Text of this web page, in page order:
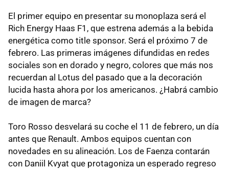
El primer equipo en presentar su monoplaza será el
Rich Energy Haas F1, que estrena además a la bebida
energética como title sponsor. Será el próximo 7 de
febrero. Las primeras imágenes difundidas en redes
sociales son en dorado y negro, colores que más nos
recuerdan al Lotus del pasado que a la decoración
lucida hasta ahora por los americanos. ¿Habrá cambio
de imagen de marca?
Toro Rosso desvelará su coche el 11 de febrero, un día
antes que Renault. Ambos equipos cuentan con
novedades en su alineación. Los de Faenza contarán
con Daniil Kvyat que protagoniza un esperado regreso